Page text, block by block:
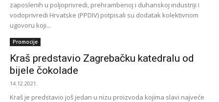
zaposlenih u poljoprivredi, prehrambenoj i duhanskoj industriji i
vodoprivredi Hrvatske (PPDIV) potpisali su dodatak kolektivnom
ugovoru koji...
Promocije
Kraš predstavio Zagrebačku katedralu od
bijele čokolade
14.12.2021.
Kraš je predstavio još jedan u nizu proizvoda kojima slavi najveće